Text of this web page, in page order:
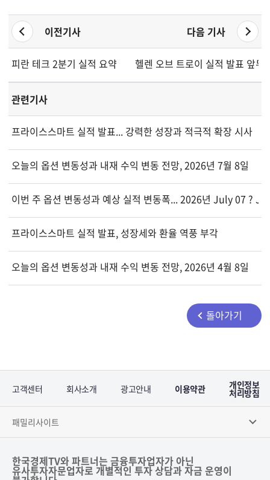
이전기사 다음 기사
피란 테크 2분기 실적 요약 헬렌 오브 트로이 실적 발표 앞두
관련기사
프라이스스마트 실적 발표... 강력한 성장과 적극적 확장 시사
오늘의 옵션 변동성과 내재 수익 변동 전망, 2026년 7월 8일
이번 주 옵션 변동성과 예상 실적 변동폭... 2026년 July 07 ?
프라이스스마트 실적 발표, 성장세와 환율 역풍 부각
오늘의 옵션 변동성과 내재 수익 변동 전망, 2026년 4월 8일
돌아가기
고객센터 회사소개 광고안내 이용약관 개인정보
처리방침
패밀리사이트
한국경제TV와 파트너는 금융투자업자가 아닌
유사투자자문업자로 개별적인 투자 상담과 자금 운영이